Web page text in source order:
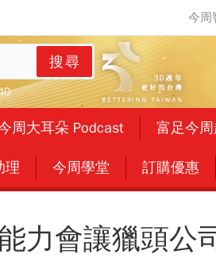
搜尋
周大耳朵 Podcast 富足今周
理 今周學堂 訂購優惠
力會讓獵頭公